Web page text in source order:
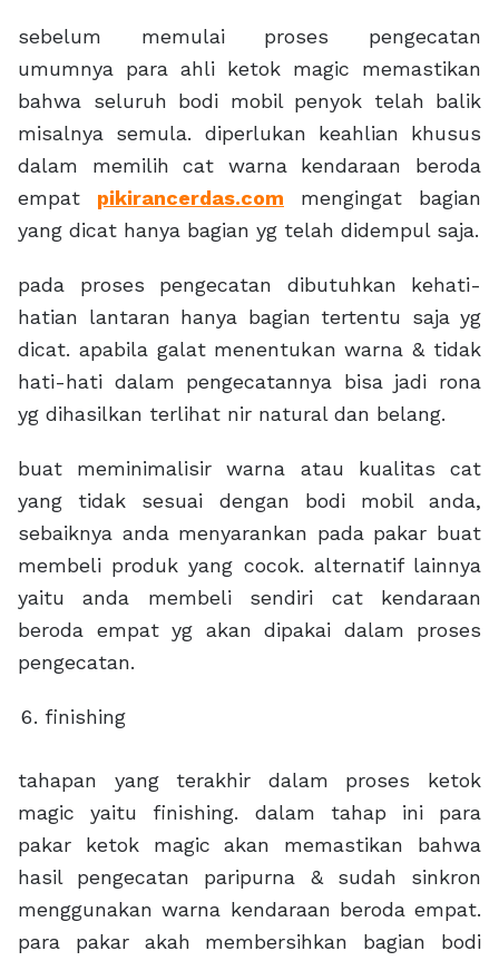
sebelum memulai proses pengecatan
umumnya para ahli ketok magic memastikan
bahwa seluruh bodi mobil penyok telah balik
misalnya semula. diperlukan keahlian khusus
dalam memilih cat warna kendaraan beroda
empat pikirancerdas.com mengingat bagian
yang dicat hanya bagian yg telah didempul saja.
pada proses pengecatan dibutuhkan kehati-
hatian lantaran hanya bagian tertentu saja yg
dicat. apabila galat menentukan warna & tidak
hati-hati dalam pengecatannya bisa jadi rona
yg dihasilkan terlihat nir natural dan belang.
buat meminimalisir warna atau kualitas cat
yang tidak sesuai dengan bodi mobil anda,
sebaiknya anda menyarankan pada pakar buat
membeli produk yang cocok. alternatif lainnya
yaitu anda membeli sendiri cat kendaraan
beroda empat yg akan dipakai dalam proses
pengecatan.
finishing
tahapan yang terakhir dalam proses ketok
magic yaitu finishing. dalam tahap ini para
pakar ketok magic akan memastikan bahwa
hasil pengecatan paripurna & sudah sinkron
menggunakan warna kendaraan beroda empat.
para pakar akah membersihkan bagian bodi